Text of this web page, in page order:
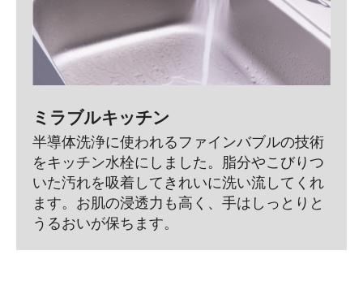
ミラブルキッチン
半導体洗浄に使われるファインバブルの技術
をキッチン水栓にしました。脂分やこびりつ
いた汚れを吸着してきれいに洗い流してくれ
ます。お肌の浸透力も高く、手はしっとりと
うるおいが保ちます。